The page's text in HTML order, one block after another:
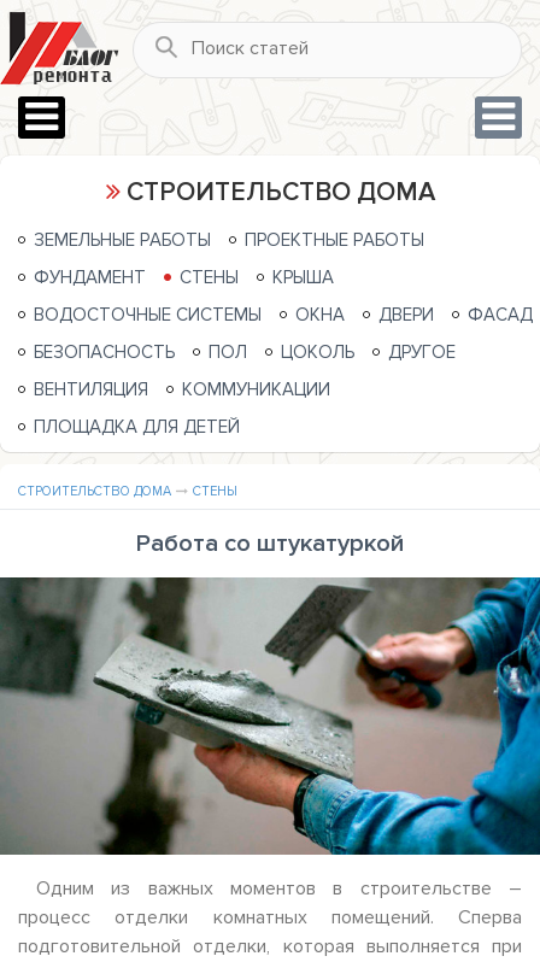
СТРОИТЕЛЬСТВО ДОМА
ЗЕМЕЛЬНЫЕ РАБОТЫ
ПРОЕКТНЫЕ РАБОТЫ
ФУНДАМЕНТ
СТЕНЫ
КРЫША
ВОДОСТОЧНЫЕ СИСТЕМЫ
ОКНА ДВЕРИ
ФАСАД
БЕЗОПАСНОСТЬ
ПОЛ ЦОКОЛЬ
ДРУГОЕ
ВЕНТИЛЯЦИЯ
КОММУНИКАЦИИ
ПЛОЩАДКА ДЛЯ ДЕТЕЙ
СТРОИТЕЛЬСТВО ДОМА СТЕНЫ
Работа со штукатуркой
Одним из важных моментов в строительстве –
процесс отделки комнатных помещений. Сперва
подготовительной отделки, которая выполняется при